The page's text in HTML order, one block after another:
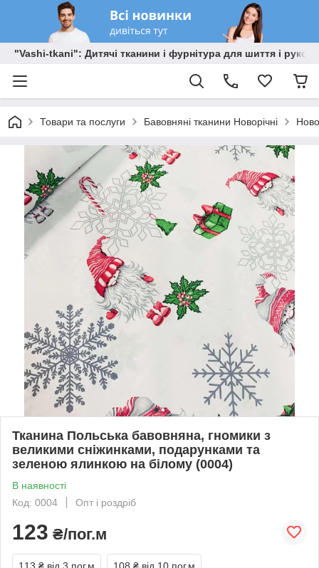
"Vashi-tkani": Дитячі тканини і фурнітура для шиття і
Товари та послуги Бавовняні тканини Новорічні
Тканина Польська бавовняна, гномики з
великими сніжинками, подарунками та
зеленою ялинкою на білому (0004)
В наявності
Код: 0004
Опт і роздріб
123 ₴/пог.м
113 ₴ від 3 пог.м 108 ₴ від 10 пог.м